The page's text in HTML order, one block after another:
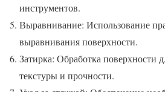
инструментов.
Выравнивание: Использование
выравнивания поверхности.
Затирка: Обработка поверхности
текстуры и прочности.